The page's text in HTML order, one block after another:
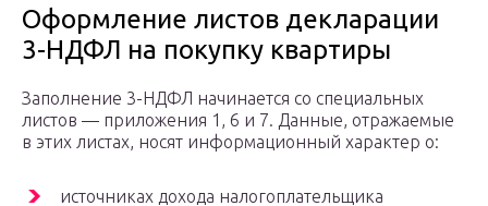
Оформление листов декларации
3-НДФЛ на покупку квартиры
Заполнение 3-НДФЛ начинается со специальных
листов — приложения 1, 6 и 7. Данные, отражаемые
в этих листах, носят информационный характер о:
источниках дохода налогоплательщика